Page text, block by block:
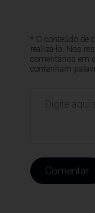
* O conteúdo de
realizá-lo. Nos
comentários em
contenham
Comentar